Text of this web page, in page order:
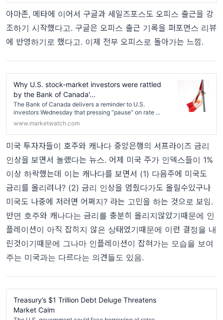
아마존, 메타에 이어서 구글과 세일즈포스도 오피스 출근을 강
조하기 시작했다고. 구글은 오피스 출근 기록을 퍼포먼스 리뷰
에 반영하기로 했다고. 이제 전부 오피스로 돌아가는 느낌.
Why U.S. stock-market investors were rattled
by the Bank of Canada'...
The Bank of Canada delivers a reminder to U.S.
investors Wednesday that pressing “pause” on rate ...
www.marketwatch.com
미국 투자자들이 호주와 캐나다 중앙은행의 서프라이즈 금리
인상을 보면서 놀랬다는 뉴스. 어제 미국 주가 인덱스들이 1%
이상 하락했는데 이는 캐나다를 보면서 (1) 다음주에 미국도
금리를 올리려나? (2) 금리 인상을 멈췄다가도 올릴수있구나
미국도 나중에 저러면 어쩌지? 라는 고민을 하는 것으로 보임.
반면 호주와 캐나다는 금리를 충분히 올리지않았기때문에 인
플레이션이 아직 잡히지 않은 상태였기때문에 이런 결정을 내
린것이기때문에 그나마 인플레이션이 잡혀가는 모습을 보여
주는 미국과는 다르다는 의견들도 있음.
Treasury’s $1 Trillion Debt Deluge Threatens
Market Calm